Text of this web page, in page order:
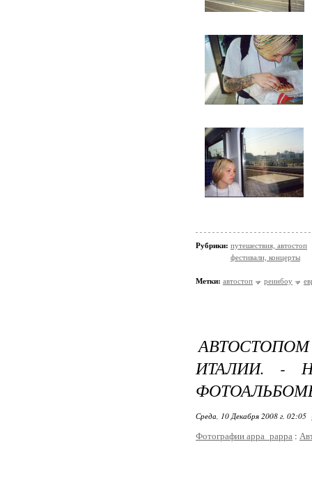
Рубрики: путешествия, автостоп
фестивали, концерты
Метки: автостоп реинбоу
ИТАЛИИ. -
Среда, 10 Декабря 2008 г. 02:05
Фотографии appa_pappa :